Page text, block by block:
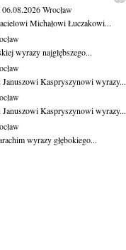
06.08.2026Wrocław
Michałowi Łuczakowi...
wyrazy najgłębszego...
Januszowi Kaspryszynowi wyrazy...
Januszowi Kaspryszynowi wyrazy...
wyrazy głębokiego...